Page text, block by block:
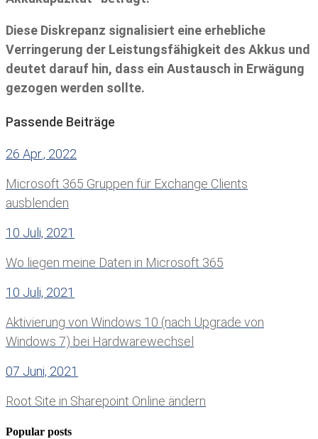
Diese Diskrepanz signalisiert eine erhebliche
Verringerung der Leistungsfähigkeit des Akkus und
deutet darauf hin, dass ein Austausch in Erwägung
gezogen werden sollte.
Passende Beiträge
26 Apr., 2022
Microsoft 365 Gruppen für Exchange Clients
ausblenden
10 Juli, 2021
Wo liegen meine Daten in Microsoft 365
10 Juli, 2021
Aktivierung von Windows 10 (nach Upgrade von
Windows 7) bei Hardwarewechsel
07 Juni, 2021
Root Site in Sharepoint Online ändern
Popular posts